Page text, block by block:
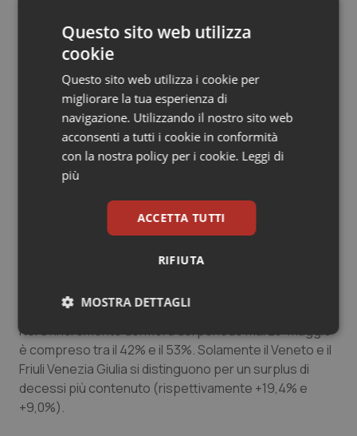
Nel corso della prima ondata dell’epidemia (marzo-
maggio 2020) i decessi a livello nazionale sono stati
211.750, quasi 51 mila in più rispetto alla media dello
stesso periodo dei 5 anni precedenti (+31,7%). Di
questi, i decessi di persone positive al Covid-19
registrati dalla Sorveglianza integrata ammontano a
34.079 (il 67% dell’eccesso totale).
L’aumento di decessi si è concentrato nelle regioni del
Nord (+61,1% nel complesso del periodo), dove si sono
sfiorate punte del 95% a marzo e del 75% ad aprile.
È soprattutto la Lombardia a sperimentare il bilancio
più pesante (+111,8%); per tutte le altre regioni del
Nord l’incremento dei morti del periodo marzo-maggio
è compreso tra il 42% e il 53%. Solamente il Veneto e il
Friuli Venezia Giulia si distinguono per un surplus di
decessi più contenuto (rispettivamente +19,4% e
+9,0%).
Questo sito web utilizza
cookie
Questo sito web utilizza i cookie per
migliorare la tua esperienza di
navigazione. Utilizzando il nostro sito web
acconsenti a tutti i cookie in conformità
con la nostra policy per i cookie. Leggi di
più
ACCETTA TUTTI
RIFIUTA
MOSTRA DETTAGLI
Necessari Statistici Marketing